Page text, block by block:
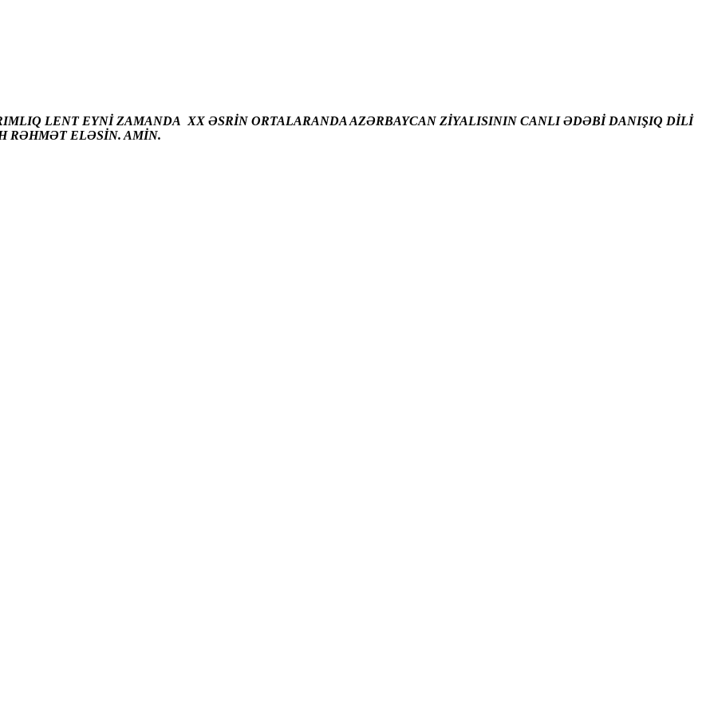
LENT EYNİ ZAMANDA XX ƏSRİN ORTALARANDA AZƏRBAYCAN ZİYALISININ CANLI ƏDƏBİ DANIŞIQ DİLİ
RƏHMƏT ELƏSİN. AMİN.